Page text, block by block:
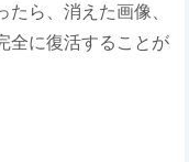
ら、消えた画像、
全に復活することが